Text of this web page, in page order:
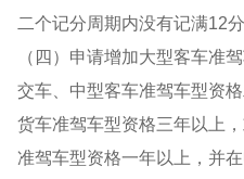
二个记分周期内没有记满12分
（四）申请增加大型客车准
交车、中型客车准驾车型资
货车准驾车型资格三年以上
准驾车型资格一年以上，并